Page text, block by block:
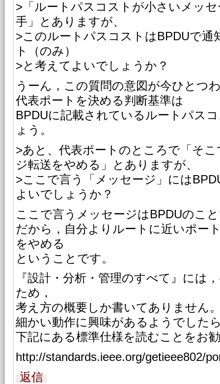
>「ルートパスコストが小さいメッ
手」とありますが、
>このルートパスコストはBPDUで通
ト（のみ）
>と考えてよいでしょうか？
うーん，この質問の意図が今ひとつ
代表ポートを決める判断基準は
BPDUに記載されているルートパス
ょう。
>あと、代表ポートのところで「そ
ジ転送をやめる」とありますが、
>ここで言う「メッセージ」には
よいでしょうか？
ここで言うメッセージはBPDUのこ
だから，自分よりルートに近いポー
をやめる
ということです。
『設計・分析・管理のすべて』には
ため，
考え方の概要しか書いてありません
細かい動作に興味があるようでした
下記にある標準仕様を読むことをお
http://standards.ieee.org/getieee802/
返信